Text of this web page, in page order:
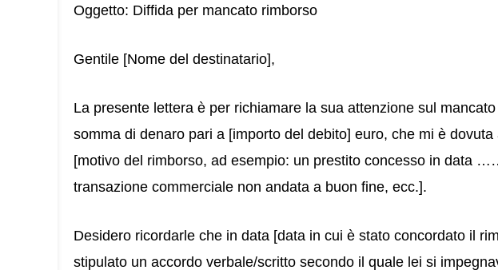
Oggetto: Diffida per mancato rimborso
Gentile [Nome del destinatario],
La presente lettera è per richiamare la sua attenzione sul
somma di denaro pari a [importo del debito] euro, che mi è dovuta
[motivo del rimborso, ad esempio: un prestito concesso in data
transazione commerciale non andata a buon fine, ecc.].
Desidero ricordarle che in data [data in cui è stato concordato il
stipulato un accordo verbale/scritto secondo il quale lei si